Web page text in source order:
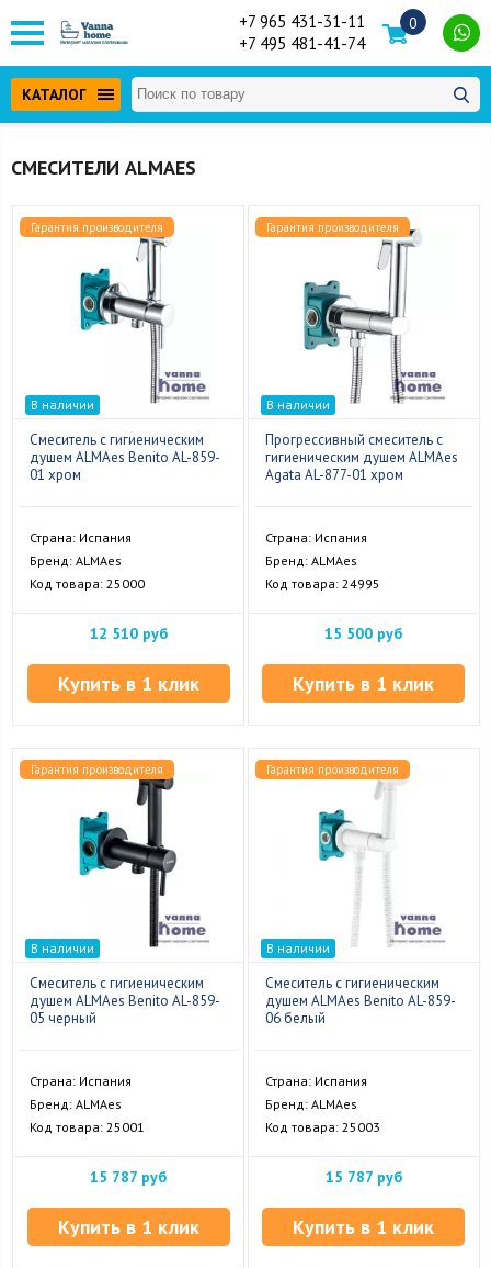
+7 965 431-31-11
+7 495 481-41-74
0
КАТАЛОГ
СМЕСИТЕЛИ ALMAES
Гарантия производителя
В наличии
Смеситель с гигиеническим
душем ALMAes Benito AL-859-
01 хром
Страна: Испания
Бренд: ALMAes
Код товара: 25000
12 510 руб
Купить в 1 клик
Гарантия производителя
В наличии
Прогрессивный смеситель с
гигиеническим душем ALMAes
Agata AL-877-01 хром
Страна: Испания
Бренд: ALMAes
Код товара: 24995
15 500 руб
Купить в 1 клик
Гарантия производителя
В наличии
Смеситель с гигиеническим
душем ALMAes Benito AL-859-
05 черный
Страна: Испания
Бренд: ALMAes
Код товара: 25001
15 787 руб
Купить в 1 клик
Гарантия производителя
В наличии
Смеситель с гигиеническим
душем ALMAes Benito AL-859-
06 белый
Страна: Испания
Бренд: ALMAes
Код товара: 25003
15 787 руб
Купить в 1 клик